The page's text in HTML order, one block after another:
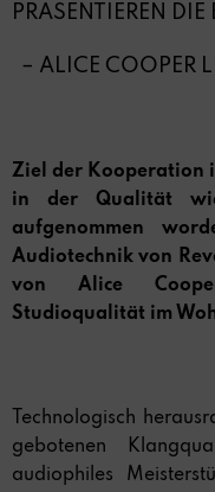
PRÄSENTIEREN
– ALICE COOPER
Ziel der Kooperation
in der Qualität
aufgenommen
Audiotechnik von
von Alice
Studioqualität im
Technologisch
gebotenen
audiophiles